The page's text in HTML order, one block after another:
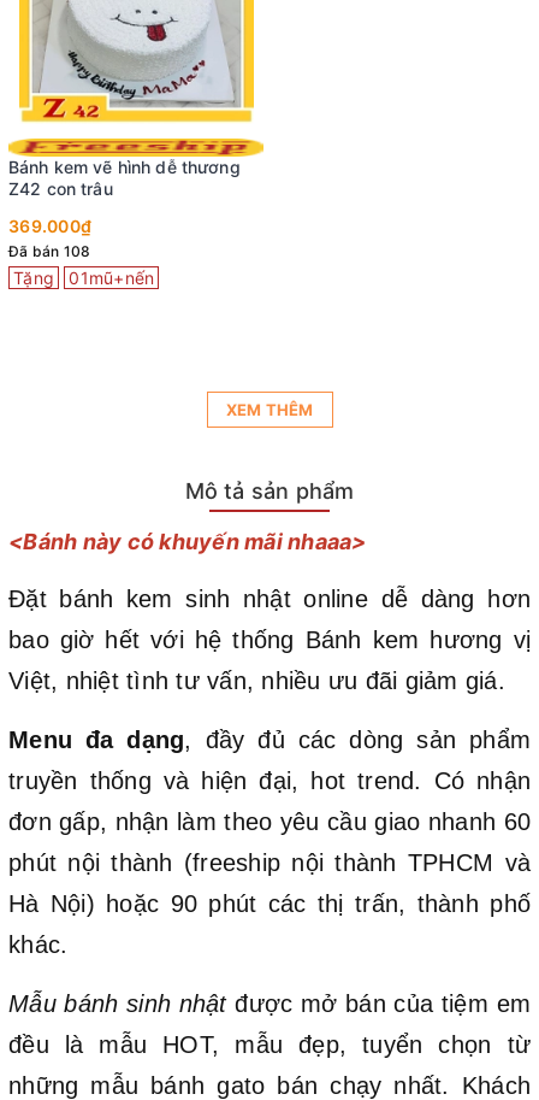
Bánh kem vẽ hình dễ thương
Z42 con trâu
369.000₫
Đã bán 108
Tặng 01mũ+nến
XEM THÊM
Mô tả sản phẩm
<Bánh này có khuyến mãi nhaaa>
Đặt bánh kem sinh nhật online dễ dàng hơn
bao giờ hết với hệ thống Bánh kem hương vị
Việt, nhiệt tình tư vấn, nhiều ưu đãi giảm giá.
Menu đa dạng, đầy đủ các dòng sản phẩm
truyền thống và hiện đại, hot trend. Có nhận
đơn gấp, nhận làm theo yêu cầu giao nhanh 60
phút nội thành (freeship nội thành TPHCM và
Hà Nội) hoặc 90 phút các thị trấn, thành phố
khác.
Mẫu bánh sinh nhậtđược mở bán của tiệm em
đều là mẫu HOT, mẫu đẹp, tuyển chọn từ
những mẫu bánh gato bán chạy nhất. Khách